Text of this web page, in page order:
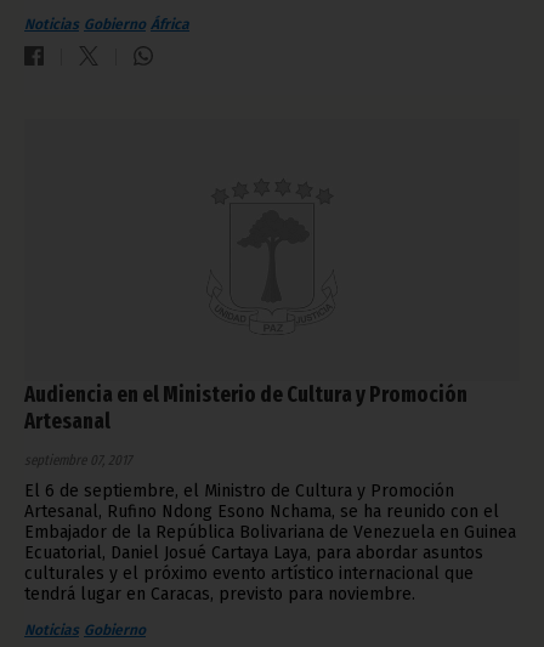
Noticias Gobierno África
Audiencia en el Ministerio de Cultura y Promoción
Artesanal
septiembre 07, 2017
El 6 de septiembre, el Ministro de Cultura y Promoción
Artesanal, Rufino Ndong Esono Nchama, se ha reunido con el
Embajador de la República Bolivariana de Venezuela en Guinea
Ecuatorial, Daniel Josué Cartaya Laya, para abordar asuntos
culturales y el próximo evento artístico internacional que
tendrá lugar en Caracas, previsto para noviembre.
Noticias Gobierno